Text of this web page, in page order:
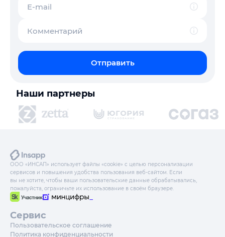
E-mail
Комментарий
Отправить
Наши партнеры
ООО «ИНСАП» использует файлы «cookie» с целью персонализации
сервисов и повышения удобства пользования веб-сайтом. Если
вы не хотите, чтобы ваши пользовательские данные обрабатывались,
пожалуйста, ограничьте их использование в своём браузере.
Сервис
Пользовательское соглашение
Политика конфиденциальности